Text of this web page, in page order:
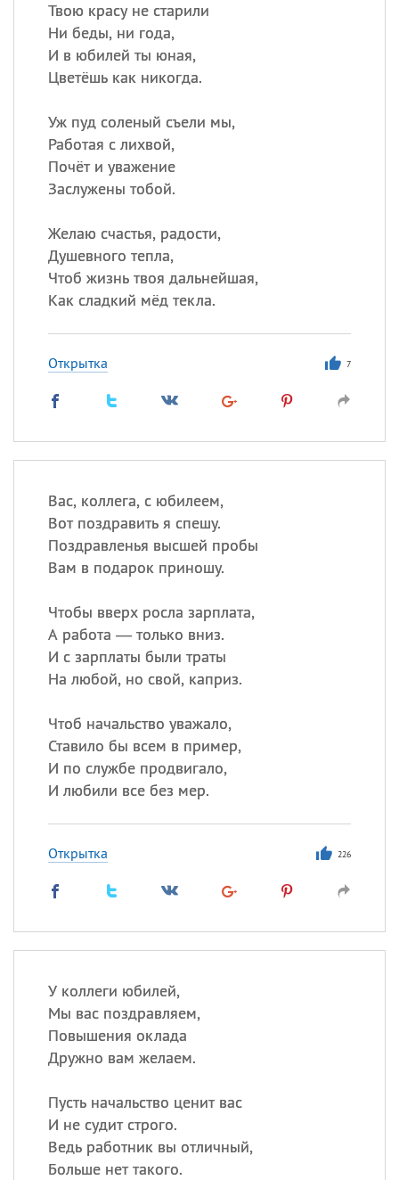
Твою красу не старили
Ни беды, ни года,
И в юбилей ты юная,
Цветёшь как никогда.
Уж пуд соленый съели мы,
Работая с лихвой,
Почёт и уважение
Заслужены тобой.
Желаю счастья, радости,
Душевного тепла,
Чтоб жизнь твоя дальнейшая,
Как сладкий мёд текла.
Открытка 7
Вас, коллега, с юбилеем,
Вот поздравить я спешу.
Поздравленья высшей пробы
Вам в подарок приношу.
Чтобы вверх росла зарплата,
А работа — только вниз.
И с зарплаты были траты
На любой, но свой, каприз.
Чтоб начальство уважало,
Ставило бы всем в пример,
И по службе продвигало,
И любили все без мер.
Открытка 226
У коллеги юбилей,
Мы вас поздравляем,
Повышения оклада
Дружно вам желаем.
Пусть начальство ценит вас
И не судит строго.
Ведь работник вы отличный,
Больше нет такого.
ИМЕНА
Сегодня празднуют именины
происхождение